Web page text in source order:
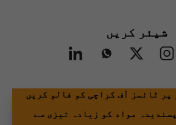
شیئر کریں
پر ٹائمز آف کراچی کو فالو کریں
مواد کو زیادہ تیزی سے